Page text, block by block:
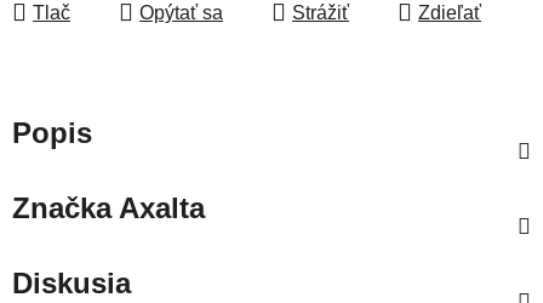
Tlač Opýtať sa Strážiť Zdieľať
Popis
ZnačkaAxalta
Diskusia